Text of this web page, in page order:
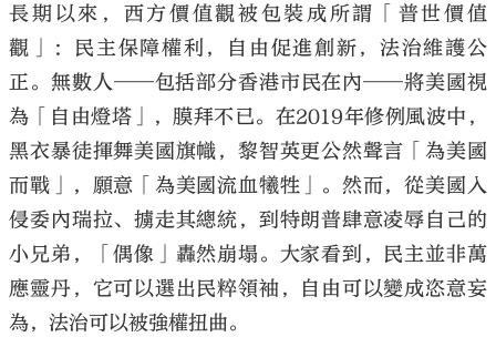
長期以來，西方價值觀被包裝成所謂「普世價值
觀」：民主保障權利，自由促進創新，法治維護公
正。無數人──包括部分香港市民在內──將美國視
為「自由燈塔」，膜拜不已。在2019年修例風波中，
黑衣暴徒揮舞美國旗幟，黎智英更公然聲言「為美國
而戰」，願意「為美國流血犧牲」。然而，從美國入
侵委內瑞拉、擄走其總統，到特朗普肆意凌辱自己的
小兄弟，「偶像」轟然崩塌。大家看到，民主並非萬
應靈丹，它可以選出民粹領袖，自由可以變成恣意妄
為，法治可以被強權扭曲。